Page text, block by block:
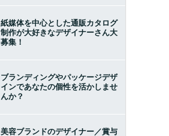
紙媒体を中心とした通販カタログ
制作が大好きなデザイナーさん大
募集！
ブランディングやパッケージデザ
インであなたの個性を活かしませ
んか？
美容ブランドのデザイナー／賞与